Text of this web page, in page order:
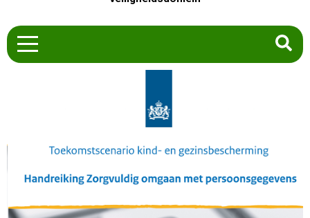
HOME
ACTUEEL
CONTACT
COMMUNITY